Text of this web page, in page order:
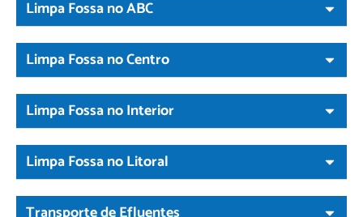
Limpa Fossa no ABC
Limpa Fossa no Centro
Limpa Fossa no Interior
Limpa Fossa no Litoral